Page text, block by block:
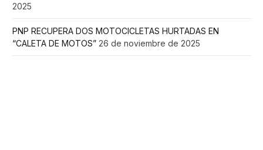
2025
PNP RECUPERA DOS MOTOCICLETAS HURTADAS EN
“CALETA DE MOTOS” 26 de noviembre de 2025